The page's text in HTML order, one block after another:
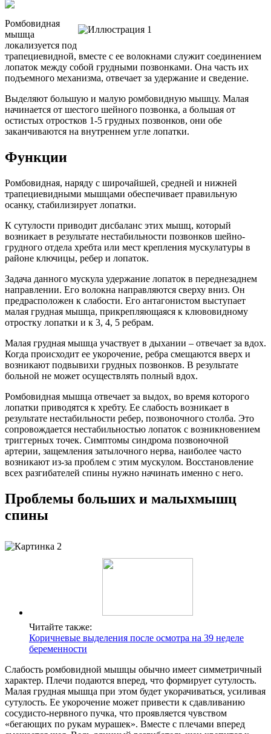
Ромбовидная
мышца
локализуется под
трапециевидной, вместе с ее волокнами служит соединением
лопаток между собой грудными позвонками. Она часть их
подъемного механизма, отвечает за удержание и сведение.
Выделяют большую и малую ромбовидную мышцу. Малая
начинается от шестого шейного позвонка, а большая от
остистых отростков 1-5 грудных позвонков, они обе
заканчиваются на внутреннем угле лопатки.
Функции
Ромбовидная, наряду с широчайшей, средней и нижней
трапециевидными мышцами обеспечивает правильную
осанку, стабилизирует лопатки.
К сутулости приводит дисбаланс этих мышц, который
возникает в результате нестабильности позвонков шейно-
грудного отдела хребта или мест крепления мускулатуры в
районе ключицы, ребер и лопаток.
Задача данного мускула удержание лопаток в переднезаднем
направлении. Его волокна направляются сверху вниз. Он
предрасположен к слабости. Его антагонистом выступает
малая грудная мышца, прикрепляющаяся к клювовидному
отростку лопатки и к 3, 4, 5 ребрам.
Малая грудная мышца участвует в дыхании – отвечает за вдох.
Когда происходит ее укорочение, ребра смещаются вверх и
возникают подвывихи грудных позвонков. В результате
больной не может осуществлять полный вдох.
Ромбовидная мышца отвечает за выдох, во время которого
лопатки приводятся к хребту. Ее слабость возникает в
результате нестабильности ребер, позвоночного столба. Это
сопровождается нестабильностью лопаток с возникновением
триггерных точек. Симптомы синдрома позвоночной
артерии, защемления затылочного нерва, наиболее часто
возникают из-за проблем с этим мускулом. Восстановление
всех разгибателей спины нужно начинать именно с него.
Проблемы больших и малыхмышц
спины
Читайте также:
Коричневые выделения после осмотра на 39 неделе
беременности
Слабость ромбовидной мышцы обычно имеет симметричный
характер. Плечи подаются вперед, что формирует сутулость.
Малая грудная мышца при этом будет укорачиваться, усиливая
сутулость. Ее укорочение может привести к сдавливанию
сосудисто-нервного пучка, что проявляется чувством
«бегающих по рукам мурашек». Вместе с плечами вперед